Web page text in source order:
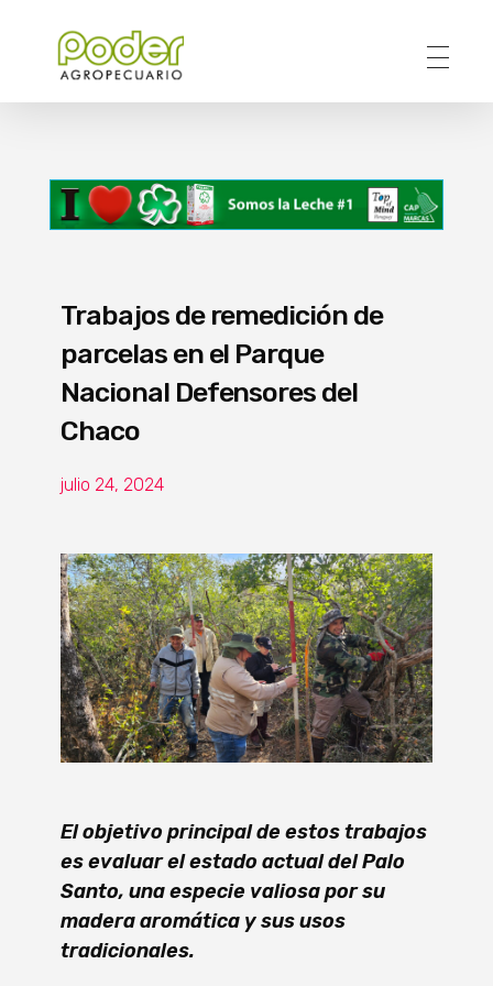
Trabajos de remedición de
parcelas en el Parque
Nacional Defensores del
Chaco
julio 24, 2024
El objetivo principal de estos trabajos
es evaluar el estado actual del Palo
Santo, una especie valiosa por su
madera aromática y sus usos
tradicionales.